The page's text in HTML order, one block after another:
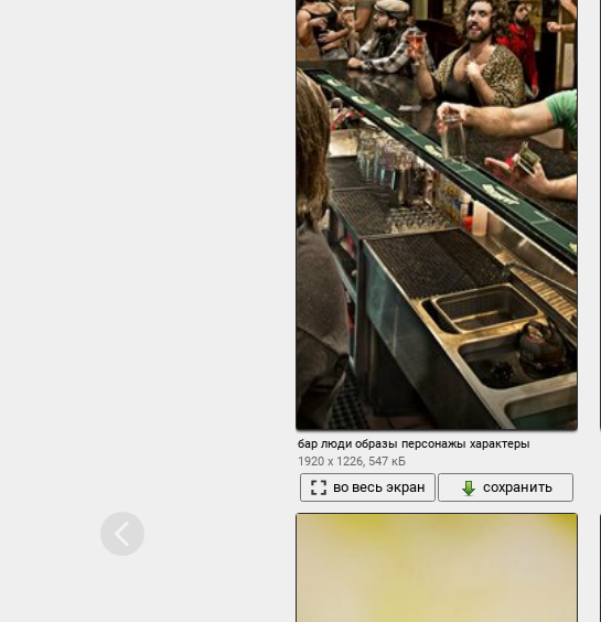
бар люди образы персонажы характеры
1920 x 1226, 547 кБ
во весь экран сохранить